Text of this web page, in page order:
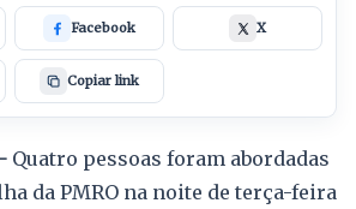
Facebook X
Copiar link
Quatro pessoas foram abordadas
da PMRO na noite de terça-feira